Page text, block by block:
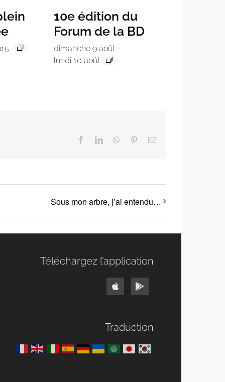
10e édition du
Forum de la BD
dimanche 9 août -
lundi 10 août
FacebookLinkedInWhatsApp
PinterestEmail
Sous mon arbre, j’ai entendu…
Téléchargez l’application
Traduction